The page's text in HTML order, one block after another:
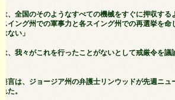
、全国のそのようなすべての機械をすぐに押収する
イング州での軍事力と各スイング州での再選挙を命
ない」
、我々がこれを行ったことがないとして戒厳令を議
言は、ジョージア州の弁護士リンウッドが先週ニュ
た。